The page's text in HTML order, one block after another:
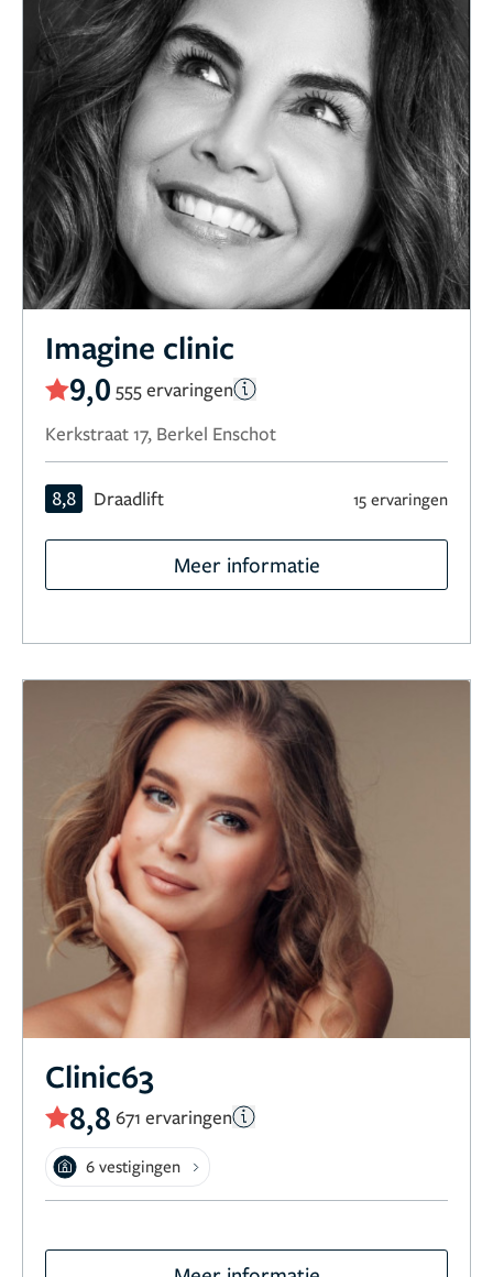
Imagine clinic
9,0 555 ervaringen
Kerkstraat 17, Berkel Enschot
8,8 Draadlift 15 ervaringen
Meer informatie
Clinic63
8,8 671 ervaringen
6 vestigingen